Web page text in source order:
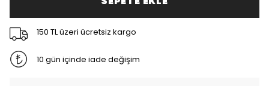
150 TL üzeri ücretsiz kargo
10 gün içinde iade değişim